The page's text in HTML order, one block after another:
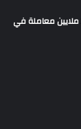
رواندا.. نظام “إي كاش” للأداء الفوري يتجاوز 10.5 ملايين معاملة في